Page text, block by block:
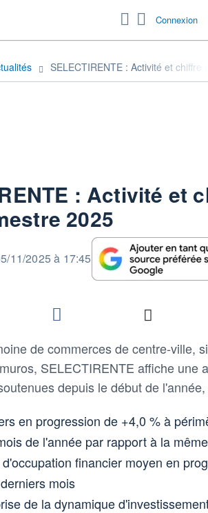
Connexion
SELECTIRENTE : Activité et
: Activité et
2025
par
11/2025 à 17:45
de commerces de centre-ville,
SELECTIRENTE affiche une
depuis le début de
en progression de +4,0 % à
de l'année par rapport à la
financier moyen en
mois
de la dynamique